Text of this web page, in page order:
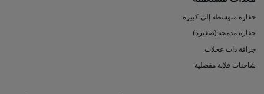
حفارة متوسطة إلى كبيرة
حفارة مدمجة (صغيرة)
جرافة ذات عجلات
شاحنات قلابة مفصلية